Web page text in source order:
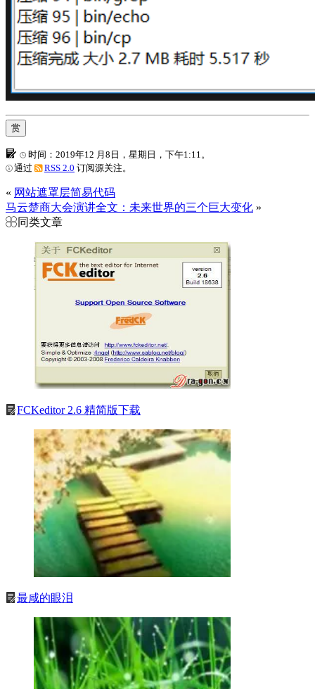
赏
时间：2019年12 月8日，星期日，下午1:11。
通过
RSS 2.0 订阅源关注。
« 网站遮罩层简易代码
马云楚商大会演讲全文：未来世界的三个巨大变化 »
同类文章
FCKeditor 2.6 精简版下载
最咸的眼泪